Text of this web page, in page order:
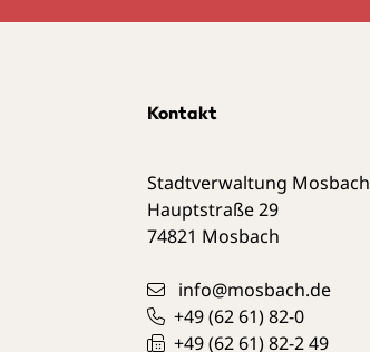
Kontakt
Stadtverwaltung Mosbach
Hauptstraße 29
74821 Mosbach
info@mosbach.de
+49 (6261) 82-0
+49 (6261) 82-249